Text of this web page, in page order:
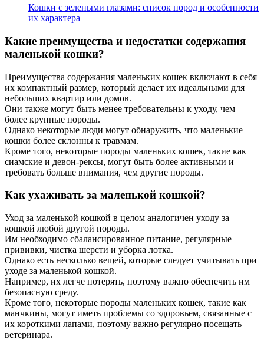
Кошки с зелеными глазами: список пород и особенности
их характера
Какие преимущества и недостатки содержания
маленькой кошки?
Преимущества содержания маленьких кошек включают в себя
их компактный размер, который делает их идеальными для
небольших квартир или домов.
Они также могут быть менее требовательны к уходу, чем
более крупные породы.
Однако некоторые люди могут обнаружить, что маленькие
кошки более склонны к травмам.
Кроме того, некоторые породы маленьких кошек, такие как
сиамские и девон-рексы, могут быть более активными и
требовать больше внимания, чем другие породы.
Как ухаживать за маленькой кошкой?
Уход за маленькой кошкой в целом аналогичен уходу за
кошкой любой другой породы.
Им необходимо сбалансированное питание, регулярные
прививки, чистка шерсти и уборка лотка.
Однако есть несколько вещей, которые следует учитывать при
уходе за маленькой кошкой.
Например, их легче потерять, поэтому важно обеспечить им
безопасную среду.
Кроме того, некоторые породы маленьких кошек, такие как
манчкины, могут иметь проблемы со здоровьем, связанные с
их короткими лапами, поэтому важно регулярно посещать
ветеринара.